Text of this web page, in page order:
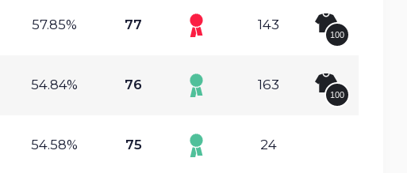
57.85% 77 143
100
54.84% 76 163
100
54.58% 75 24